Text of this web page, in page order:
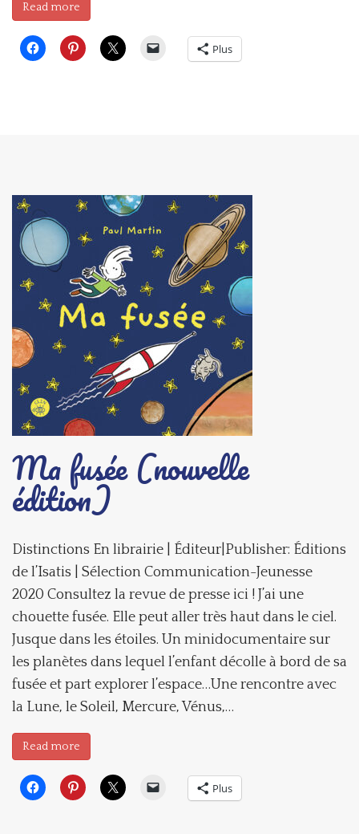
Read more
Plus
Ma fusée (nouvelle
édition)
Distinctions En librairie | Éditeur|Publisher: Éditions
de l’Isatis | Sélection Communication-Jeunesse
2020 Consultez la revue de presse ici ! J’ai une
chouette fusée. Elle peut aller très haut dans le ciel.
Jusque dans les étoiles. Un minidocumentaire sur
les planètes dans lequel l’enfant décolle à bord de sa
fusée et part explorer l’espace…Une rencontre avec
la Lune, le Soleil, Mercure, Vénus,…
Read more
Plus